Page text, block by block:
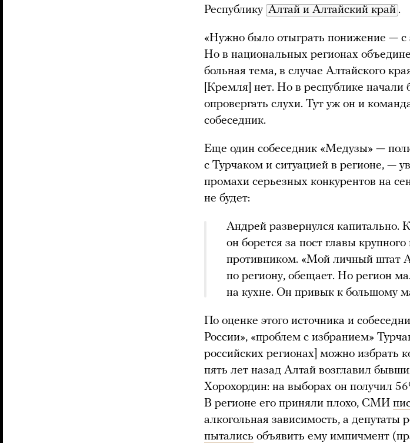
Республику Алтай и Алтайский край .
«Нужно было отыграть понижение — с
Но в национальных регионах
больная тема, в случае Алтайского
[Кремля] нет. Но в республике начали
опровергать слухи. Тут уж он и
собеседник.
Еще один собеседник «Медузы» —
с Турчаком и ситуацией в регионе, —
промахи серьезных конкурентов на
не будет:
Андрей развернулся капитально.
он борется за пост главы
противником. «Мой личный штат
по региону, обещает. Но регион
на кухне. Он привык к большому
По оценке этого источника и
России», «проблем с избранием»
российских регионах] можно избрать
пять лет назад Алтай возглавил
Хорохордин: на выборах он получил
В регионе его приняли плохо, СМИ
алкогольная зависимость, а депутаты
пытались объявить ему импичмент